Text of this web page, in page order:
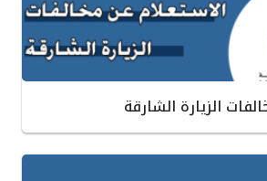
الزيارة الشارقة